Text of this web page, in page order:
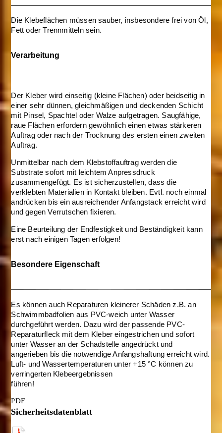
Die Klebeflächen müssen sauber, insbesondere frei von Öl,
Fett oder Trennmitteln sein.
Verarbeitung
Der Kleber wird einseitig (kleine Flächen) oder beidseitig in
einer sehr dünnen, gleichmäßigen und deckenden Schicht
mit Pinsel, Spachtel oder Walze aufgetragen. Saugfähige,
raue Flächen erfordern gewöhnlich einen etwas stärkeren
Auftrag oder nach der Trocknung des ersten einen zweiten
Auftrag.
Unmittelbar nach dem Klebstoffauftrag werden die
Substrate sofort mit leichtem Anpressdruck
zusammengefügt. Es ist sicherzustellen, dass die
verklebten Materialien in Kontakt bleiben. Evtl. noch einmal
andrücken bis ein ausreichender Anfangstack erreicht wird
und gegen Verrutschen fixieren.
Eine Beurteilung der Endfestigkeit und Beständigkeit kann
erst nach einigen Tagen erfolgen!
Besondere Eigenschaft
Es können auch Reparaturen kleinerer Schäden z.B. an
Schwimmbadfolien aus PVC-weich unter Wasser
durchgeführt werden. Dazu wird der passende PVC-
Reparaturfleck mit dem Kleber eingestrichen und sofort
unter Wasser an der Schadstelle angedrückt und
angerieben bis die notwendige Anfangshaftung erreicht wird.
Luft- und Wassertemperaturen unter +15 °C können zu
verringerten Klebeergebnissen
führen!
PDF
Sicherheitsdatenblatt